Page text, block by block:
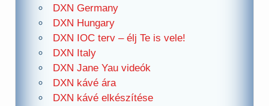
DXN Germany
DXN Hungary
DXN IOC terv – élj Te is vele!
DXN Italy
DXN Jane Yau videók
DXN kávé ára
DXN kávé elkészítése